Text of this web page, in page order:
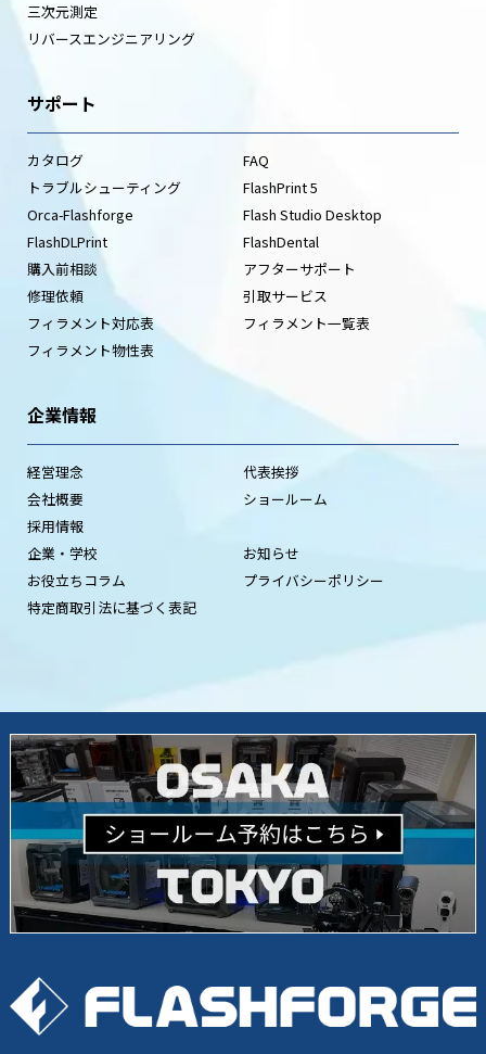
三次元測定
リバースエンジニアリング
サポート
カタログ
FAQ
トラブルシューティング
FlashPrint 5
Orca-Flashforge
Flash Studio Desktop
FlashDLPrint
FlashDental
購入前相談
アフターサポート
修理依頼
引取サービス
フィラメント対応表
フィラメント一覧表
フィラメント物性表
企業情報
経営理念
代表挨拶
会社概要
ショールーム
採用情報
企業・学校
お知らせ
お役立ちコラム
プライバシーポリシー
特定商取引法に基づく表記